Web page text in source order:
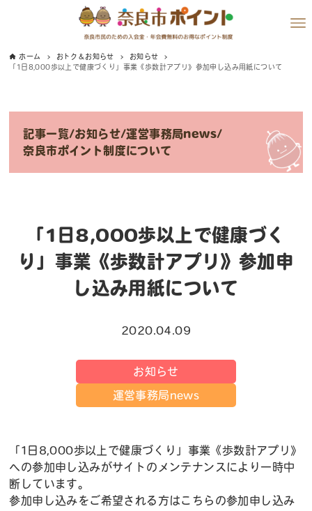
ホーム おトク＆お知らせ
お知らせ
「1日8,000歩以上で健康づくり」事業《歩数計アプリ》参加申し込み用紙について
記事一覧/お知らせ/運営事務局news/
奈良市ポイント制度について
「1日8,000歩以上で健康づく
り」事業《歩数計アプリ》参加申
し込み用紙について
2020.04.09
お知らせ
運営事務局news
「1日8,000歩以上で健康づくり」事業《歩数計アプリ》
への参加申し込みがサイトのメンテナンスにより一時中
断しています。
参加申し込みをご希望される方はこちらの参加申し込み